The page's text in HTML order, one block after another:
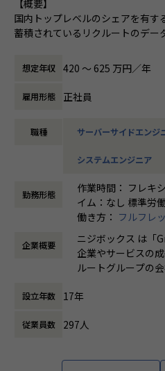
様々なキャリアを広げることがで
・データエンジニアリング領域
無
【概要】
国内トップレベルのシェアを有す
蓄積されているリクルートのデー
切に運営し、プロダクトが価値発
題を解決しながら、プロダクトを
ていきます。
リクルートの各種サービスで利用
今回は、そのデータプロダクトの
具体的には、下記のような業務を
・データプロダクトの運営と発生
監視、障害対応などのシステム
課題の可視化と解決（スケーリ
ユーザニーズや設計内容に沿っ
※プロジェクト例
想定年収 420 〜 625 万円／年
雇用形態 正社員
職種 サーバーサイドエンジ
システムエンジニア
勤務形態
作業時間： フレキシブ
イム：なし
働き方： フルフレ
時間外労働の有無
間）
休憩時間： 60分
企業概要
ニジボックス は「
企業やサービスの
ルートグループの会
ングなどを通じて
設立年数 17年
従業員数 297人